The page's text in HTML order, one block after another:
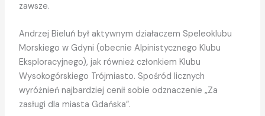
zawsze.
Andrzej Bieluń był aktywnym działaczem Speleoklubu
Morskiego w Gdyni (obecnie Alpinistycznego Klubu
Eksploracyjnego), jak również członkiem Klubu
Wysokogórskiego Trójmiasto. Spośród licznych
wyróżnień najbardziej cenił sobie odznaczenie „Za
zasługi dla miasta Gdańska”.